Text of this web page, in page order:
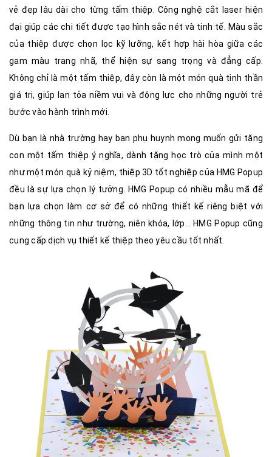
vẻ đẹp lâu dài cho từng tấm thiệp. Công nghệ cắt laser hiện
đại giúp các chi tiết được tạo hình sắc nét và tinh tế. Màu sắc
của thiệp được chọn lọc kỹ lưỡng, kết hợp hài hòa giữa các
gam màu trang nhã, thể hiện sự sang trọng và đẳng cấp.
Không chỉ là một tấm thiệp, đây còn là một món quà tinh thần
giá trị, giúp lan tỏa niềm vui và động lực cho những người trẻ
bước vào hành trình mới.
Dù bạn là nhà trường hay ban phụ huynh mong muốn gửi tặng
con một tấm thiệp ý nghĩa, dành tặng học trò của mình một
như một món quà kỷ niệm, thiệp 3D tốt nghiệp của HMG Popup
đều là sự lựa chọn lý tưởng. HMG Popup có nhiều mẫu mã để
bạn lựa chọn làm cơ sở để có những thiết kế riêng biệt với
những thông tin như trường, niên khóa, lớp… HMG Popup cũng
cung cấp dịch vụ thiết kế thiệp theo yêu cầu tốt nhất.